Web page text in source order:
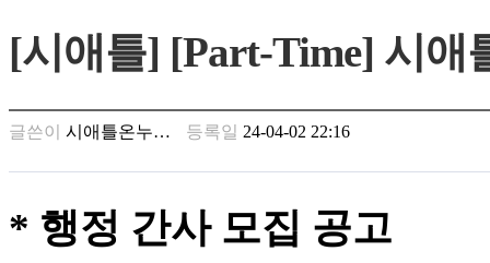
남
찾
은
꼴
크
키
[시애틀] [Part-Time] 시애
글쓴이 시애틀온누… 등록일 24-04-02 22:16
* 행정 간사 모집 공고